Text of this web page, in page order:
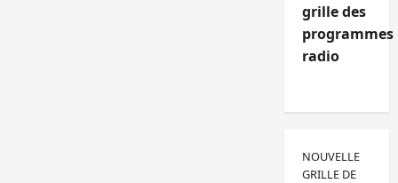
grille des
programmes
radio
NOUVELLE
GRILLE DE